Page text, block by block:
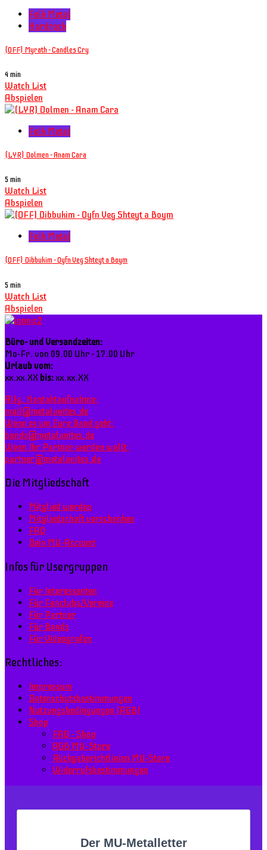
Folk Metal
Hardrock
(OFF) Myrath - Candles Cry
4 min
Watch List
Abspielen
Folk Metal
(LYR) Dolmen - Anam Cara
5 min
Watch List
Abspielen
Folk Metal
(OFF) Dibbukim - Oyfn Veg Shteyt a Boym
5 min
Watch List
Abspielen
Büro- und Versandzeiten:
Mo-Fr. von 09.00 Uhr - 17.00 Uhr
Urlaub vom:
xx.xx.XX bis: xx.xx.XX
Allg. Kontaktaufnahme:
mail@metalunites.de
Wenn es um Eure Band geht:
bands@metalunites.de
Wenn Ihr Partner werden wollt:
partner@metalunites.de
Die Mitgliedschaft
Mitglied werden
Mitgliedschaft verschenken
FAQ
Dein MU-Account
Infos für Usergruppen
Für Interessenten
Für Fanclubs/Vereine
Für Partner
Für Bands
Für Videografen
Rechtliches:
Impressum
Datenschutzbestimmungen
Nutzungsbedingungen (AGB)
Shop
FAQ – Shop
AGB MU–Store
Rückgaberichtlinien MU-Store
Widerrufsbestimmungen